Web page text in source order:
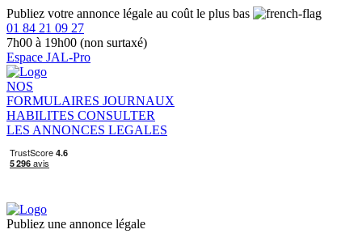
Publiez votre annonce légale au coût le plus bas
01 84 21 09 27
7h00 à 19h00 (non surtaxé)
Espace JAL-Pro
NOS
FORMULAIRES JOURNAUX
HABILITES CONSULTER
LES ANNONCES LEGALES
Publiez une annonce légale